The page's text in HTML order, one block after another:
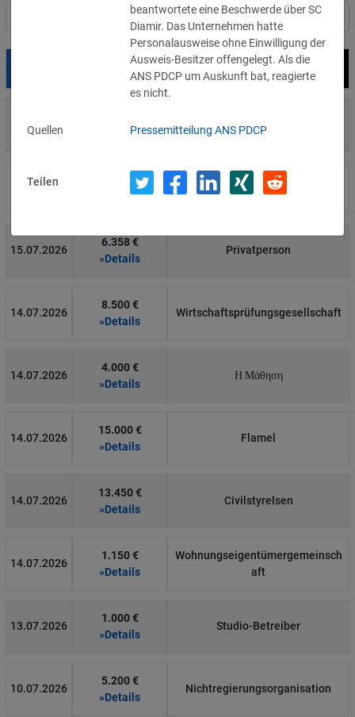
Nach Land filtern
Bußgeld Empfänger
29.07.2026
»Details
Privatperson
16.07.2026
1.715.600 €
»Details
Wind Tre
15.07.2026
6.358 €
»Details
Privatperson
14.07.2026
8.500 €
»Details
Wirtschaftsprüfungsgesellschaft
14.07.2026
4.000 €
»Details
Η Μάθηση
14.07.2026
15.000 €
»Details
Flamel
14.07.2026
13.450 €
»Details
Civilstyrelsen
14.07.2026
1.150 €
»Details
Wohnungseigentümergemeinsch
aft
13.07.2026
1.000 €
»Details
Studio-Betreiber
10.07.2026
5.200 €
»Details
Nichtregierungsorganisation
beantwortete eine Beschwerde über SC
Diamir. Das Unternehmen hatte
Personalausweise ohne Einwilligung der
Ausweis-Besitzer offengelegt. Als die
ANS PDCP um Auskunft bat, reagierte
es nicht.
Quellen Pressemitteilung ANS PDCP
Teilen